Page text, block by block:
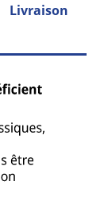
Livraison